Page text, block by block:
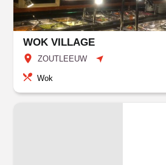
WOK VILLAGE
ZOUTLEEUW
Wok